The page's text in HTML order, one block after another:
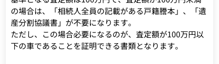
の場合は、「相続人全員の記載がある戸籍謄本」、「遺
産分割協議書」が不要になります。
ただし、この場合必要になるのが、査定額が100万円以
下の車であることを証明できる書類となります。